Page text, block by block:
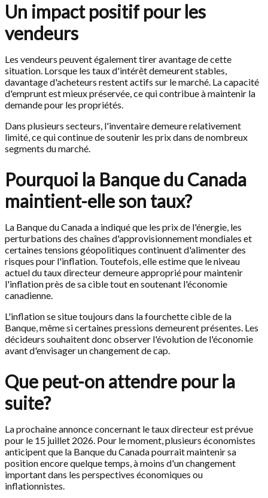
Un impact positif pour les
vendeurs
Les vendeurs peuvent également tirer avantage de cette
situation. Lorsque les taux d'intérêt demeurent stables,
davantage d'acheteurs restent actifs sur le marché. La capacité
d'emprunt est mieux préservée, ce qui contribue à maintenir la
demande pour les propriétés.
Dans plusieurs secteurs, l'inventaire demeure relativement
limité, ce qui continue de soutenir les prix dans de nombreux
segments du marché.
Pourquoi la Banque du Canada
maintient-elle son taux?
La Banque du Canada a indiqué que les prix de l'énergie, les
perturbations des chaînes d'approvisionnement mondiales et
certaines tensions géopolitiques continuent d'alimenter des
risques pour l'inflation. Toutefois, elle estime que le niveau
actuel du taux directeur demeure approprié pour maintenir
l'inflation près de sa cible tout en soutenant l'économie
canadienne.
L'inflation se situe toujours dans la fourchette cible de la
Banque, même si certaines pressions demeurent présentes. Les
décideurs souhaitent donc observer l'évolution de l'économie
avant d'envisager un changement de cap.
Que peut-on attendre pour la
suite?
La prochaine annonce concernant le taux directeur est prévue
pour le 15 juillet 2026. Pour le moment, plusieurs économistes
anticipent que la Banque du Canada pourrait maintenir sa
position encore quelque temps, à moins d'un changement
important dans les perspectives économiques ou
inflationnistes.